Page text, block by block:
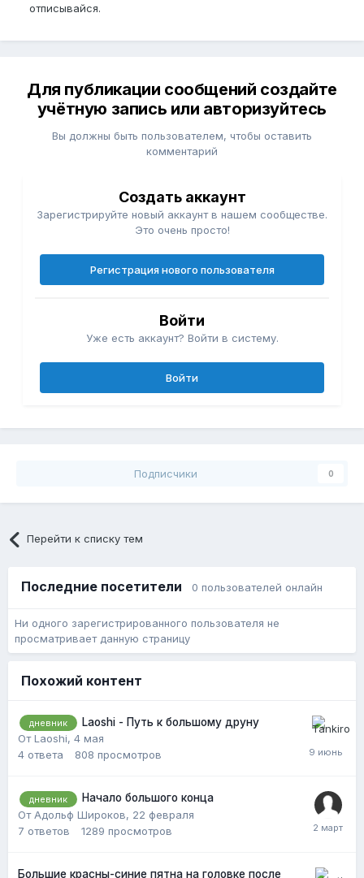
отписывайся.
Для публикации сообщений создайте
учётную запись или авторизуйтесь
Вы должны быть пользователем, чтобы оставить
комментарий
Создать аккаунт
Зарегистрируйте новый аккаунт в нашем сообществе.
Это очень просто!
Регистрация нового пользователя
Войти
Уже есть аккаунт? Войти в систему.
Войти
Подписчики 0
Перейти к списку тем
Последние посетители 0 пользователей онлайн
Ни одного зарегистрированного пользователя не
просматривает данную страницу
Похожий контент
дневник
Laoshi - Путь к большому друну
От Laoshi, 4 мая
4 ответа 808 просмотров
дневник
Начало большого конца
От Адольф Широков, 22 февраля
7 ответов 1289 просмотров
Большие красны-синие пятна на головке после